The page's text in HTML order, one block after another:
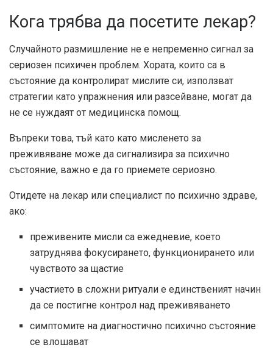
Кога трябва да посетите лекар?
Случайното размишление не е непременно сигнал за
сериозен психичен проблем. Хората, които са в
състояние да контролират мислите си, използват
стратегии като упражнения или разсейване, могат да
не се нуждаят от медицинска помощ.
Въпреки това, тъй като като мисленето за
преживяване може да сигнализира за психично
състояние, важно е да го приемете сериозно.
Отидете на лекар или специалист по психично здраве,
ако:
преживените мисли са ежедневие, което
затруднява фокусирането, функционирането или
чувството за щастие
участието в сложни ритуали е единственият начин
да се постигне контрол над преживяването
симптомите на диагностично психично състояние
се влошават